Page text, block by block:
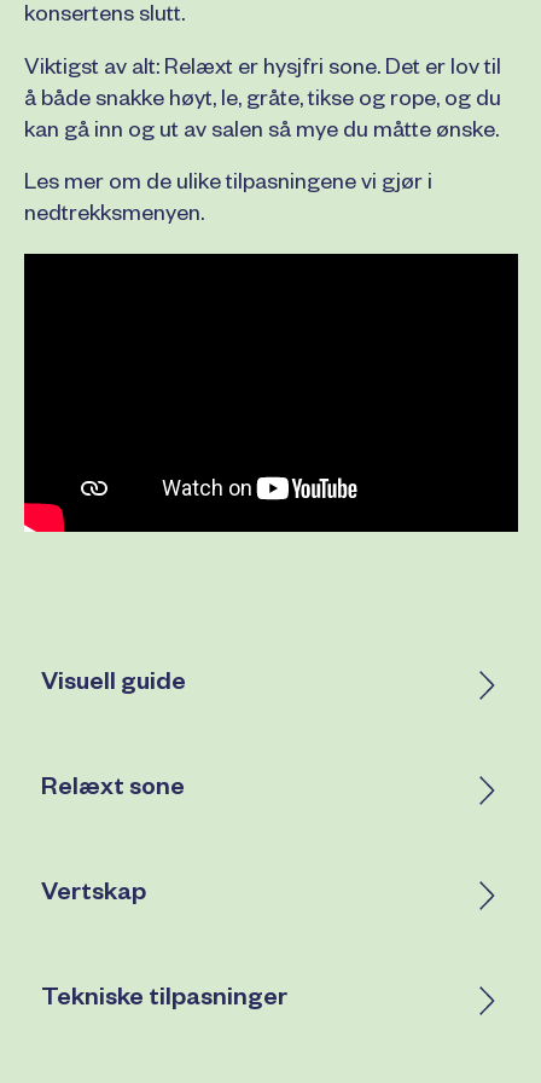
konsertens slutt.
Viktigst av alt: Relæxt er hysjfri sone. Det er lov til
å både snakke høyt, le, gråte, tikse og rope, og du
kan gå inn og ut av salen så mye du måtte ønske.
Les mer om de ulike tilpasningene vi gjør i
nedtrekksmenyen.
Visuell guide
Relæxt sone
Vertskap
Tekniske tilpasninger